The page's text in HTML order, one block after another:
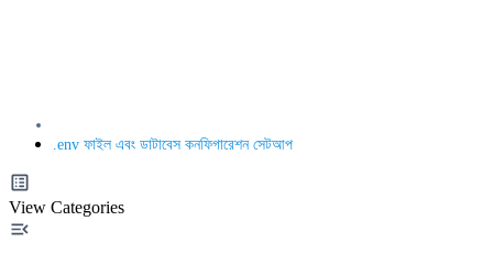
.env ফাইল এবং ডাটাবেস কনফিগারেশন সেটআপ
View Categories